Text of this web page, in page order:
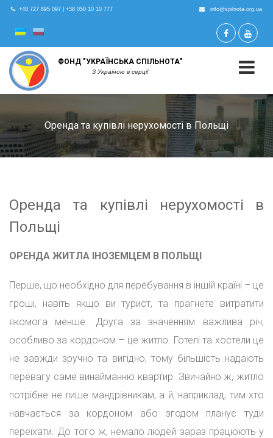
+48 727 895 097 +38 050 10 10 777 info@spilnota.org.ua
ФОНД "УКРАЇНСЬКА СПІЛЬНОТА"
З Україною в серці!
Оренда та купівлі нерухомості в Польщі
Оренда та купівлі нерухомості в
Польщі
ОРЕНДА ЖИТЛА ІНОЗЕМЦЕМ В ПОЛЬЩІ
Перше, що необхідно для перебування в іншій країні – це
гроші, навіть якщо ви турист, та прагнете витратити
якомога менше. Друга за значенням важлива річ,
особливо за кордоном – це житло. Готелі та хостели це
не завжди зручно та вигідно, тому більшість надають
перевагу саме винайманню квартир. Звичайно ж, житло
потрібне не лише мандрівникам, а й, наприклад, тим хто
навчається за кордоном або згодом планує туди
переїхати. До того ж, немало людей зараз працюють у